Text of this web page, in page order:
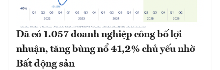
Đã có 1.057 doanh nghiệp công bố lợi
nhuận, tăng bùng nổ 41,2% chủ yếu nhờ
Bất động sản